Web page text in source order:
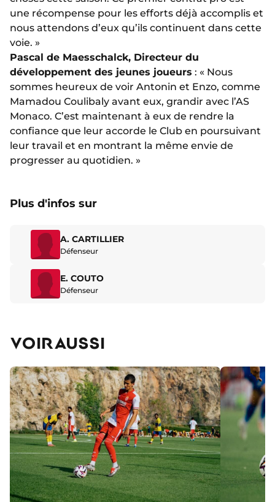
une récompense pour les efforts déjà accomplis et
nous attendons d’eux qu’ils continuent dans cette
voie. »
Pascal de Maesschalck, Directeur du
développement des jeunes joueurs : « Nous
sommes heureux de voir Antonin et Enzo, comme
Mamadou Coulibaly avant eux, grandir avec l’AS
Monaco. C’est maintenant à eux de rendre la
confiance que leur accorde le Club en poursuivant
leur travail et en montrant la même envie de
progresser au quotidien. »
Plus d'infos sur
A. CARTILLIER
Défenseur
E. COUTO
Défenseur
VOIR AUSSI